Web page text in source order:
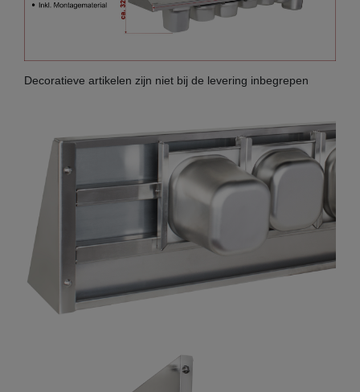
Decoratieve artikelen zijn niet bij de levering inbegrepen